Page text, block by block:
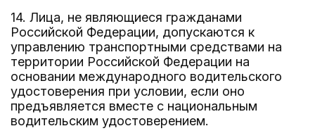
14. Лица, не являющиеся гражданами
Российской Федерации, допускаются к
управлению транспортными средствами на
территории Российской Федерации на
основании международного водительского
удостоверения при условии, если оно
предъявляется вместе с национальным
водительским удостоверением.